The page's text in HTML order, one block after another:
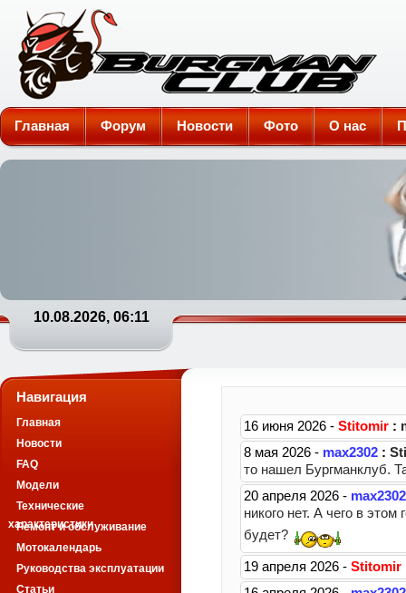
Burgman-Club
Главная Форум Новости Фото О нас
10.08.2026, 06:11
Навигация
Главная
Новости
FAQ
Модели
Технические
характеристики
Ремонт и обслуживание
Мотокалендарь
Руководства эксплуатации
Статьи